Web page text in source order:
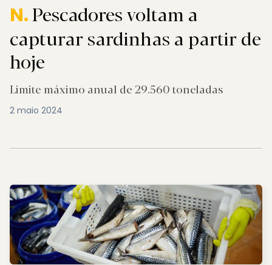
N.Pescadores voltam a
capturar sardinhas a partir de
hoje
Limite máximo anual de 29.560 toneladas
2 maio 2024